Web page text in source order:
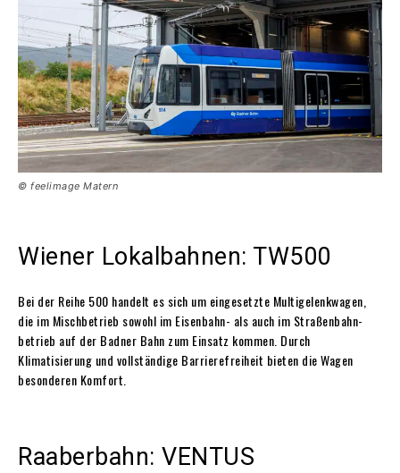
© feelimage Matern
Wiener Lokalbahnen: TW500
Bei der Reihe 500 handelt es sich um eingesetzte Multigelenkwagen,
die im Mischbetrieb sowohl im Eisenbahn- als auch im Straßenbahn­
betrieb auf der Badner Bahn zum Einsatz kommen. Durch
Klimatisierung und vollständige Barrierefreiheit bieten die Wagen
besonderen Komfort.
Raaberbahn: VENTUS